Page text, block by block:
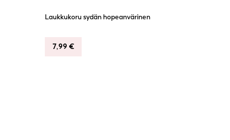
Laukkukoru sydän hopeanvärinen
7,99 €